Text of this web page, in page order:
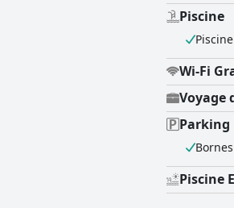
Piscine
Wi-Fi
Voyage
Parking
Piscine